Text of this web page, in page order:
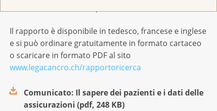
una somma totale di 25,4 milioni di franchi.
Il rapporto è disponibile in tedesco, francese e inglese
e si può ordinare gratuitamente in formato cartaceo
o scaricare in formato PDF al sito
www.legacancro.ch/rapportoricerca
Comunicato: Il sapere dei pazienti e i dati delle
assicurazioni (pdf, 248 KB)